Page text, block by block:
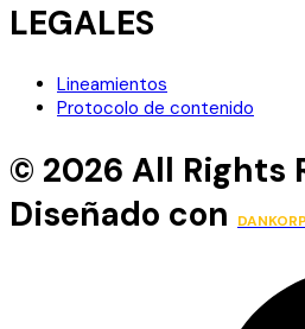
LEGALES
Lineamientos
Protocolo de contenido
© 2026 All Rights
Diseñado con